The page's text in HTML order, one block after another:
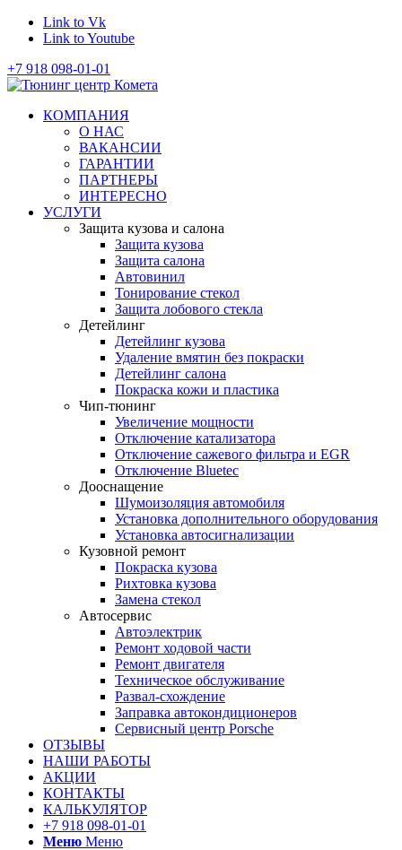
Link to Vk
Link to Youtube
+7 918 098-01-01
КОМПАНИЯ
О НАС
ВАКАНСИИ
ГАРАНТИИ
ПАРТНЕРЫ
ИНТЕРЕСНО
УСЛУГИ
Защита кузова и салона
Защита кузова
Защита салона
Автовинил
Тонирование стекол
Защита лобового стекла
Детейлинг
Детейлинг кузова
Удаление вмятин без покраски
Детейлинг салона
Покраска кожи и пластика
Чип-тюнинг
Увеличение мощности
Отключение катализатора
Отключение сажевого фильтра и EGR
Отключение Bluetec
Дооснащение
Шумоизоляция автомобиля
Установка дополнительного оборудования
Установка автосигнализации
Кузовной ремонт
Покраска кузова
Рихтовка кузова
Замена стекол
Автосервис
Автоэлектрик
Ремонт ходовой части
Ремонт двигателя
Техническое обслуживание
Развал-схождение
Заправка автокондиционеров
Сервисный центр Porsche
ОТЗЫВЫ
НАШИ РАБОТЫ
АКЦИИ
КОНТАКТЫ
КАЛЬКУЛЯТОР
+7 918 098-01-01
Меню Меню